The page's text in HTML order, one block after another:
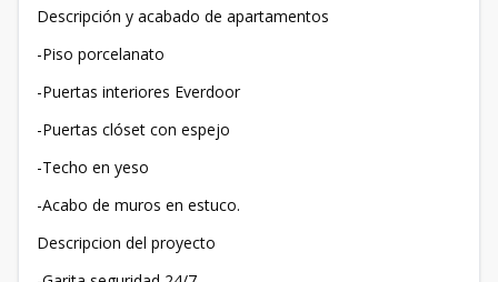
Descripción y acabado de apartamentos
-Piso porcelanato
-Puertas interiores Everdoor
-Puertas clóset con espejo
-Techo en yeso
-Acabo de muros en estuco.
Descripcion del proyecto